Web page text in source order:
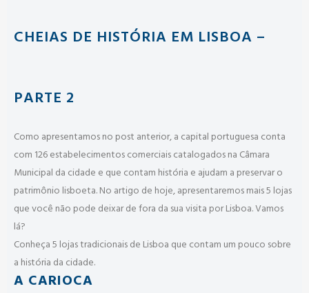
CHEIAS DE HISTÓRIA EM LISBOA –
PARTE 2
Como apresentamos no post anterior, a capital portuguesa conta
com 126 estabelecimentos comerciais catalogados na Câmara
Municipal da cidade e que contam história e ajudam a preservar o
patrimônio lisboeta. No artigo de hoje, apresentaremos mais 5 lojas
que você não pode deixar de fora da sua visita por Lisboa. Vamos
lá?
Conheça 5 lojas tradicionais de Lisboa que contam um pouco sobre
a história da cidade.
A CARIOCA